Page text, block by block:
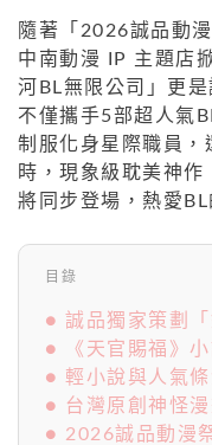
隨著「2026誠品動
中南動漫 IP 主題店
河BL無限公司」更
不僅攜手5部超人氣
制服化身星際職員，
時，現象級耽美神作
將同步登場，熱愛BL
目錄
● 誠品獨家策劃
● 《天官賜福》
● 輕小說與人氣
● 台灣原創神怪
● 2026誠品動漫